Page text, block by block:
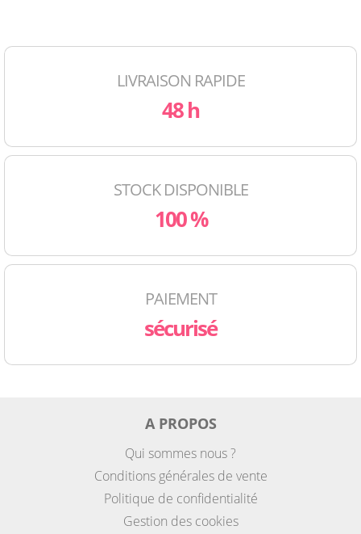
LIVRAISON RAPIDE
48 h
STOCK DISPONIBLE
100 %
PAIEMENT
sécurisé
A PROPOS
Qui sommes nous ?
Conditions générales de vente
Politique de confidentialité
Gestion des cookies